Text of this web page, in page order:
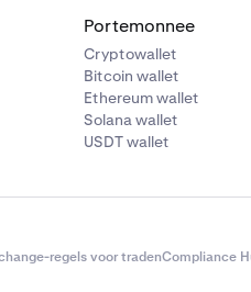
Portemonnee
Cryptowallet
Bitcoin wallet
Ethereum wallet
Solana wallet
USDT wallet
regels voor tradenCompliance